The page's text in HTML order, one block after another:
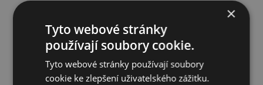
×
Tyto webové stránky
používají soubory cookie.
Tyto webové stránky používají soubory
cookie ke zlepšení uživatelského zážitku.